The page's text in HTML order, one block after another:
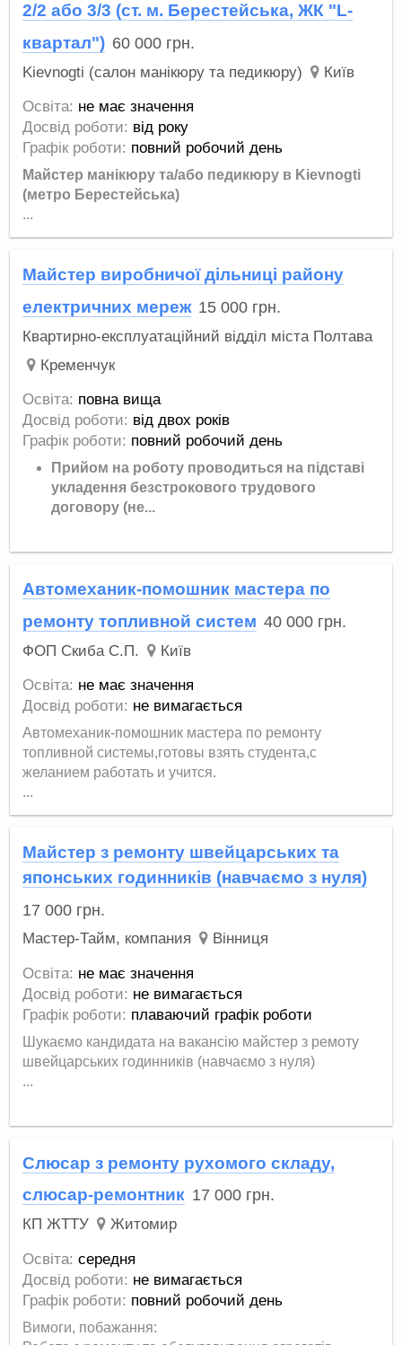
2/2 або 3/3 (ст. м. Берестейська, ЖК "L-
квартал") 60 000 грн.
Kievnogti (салон манікюру та педикюру) Київ
Освіта: не має значення
Досвід роботи: від року
Графік роботи: повний робочий день
Майстер манікюру та/або педикюру в Kievnogti
(метро Берестейська)
...
Майстер виробничої дільниці району
електричних мереж 15 000 грн.
Квартирно-експлуатаційний відділ міста Полтава
Кременчук
Освіта: повна вища
Досвід роботи: від двох років
Графік роботи: повний робочий день
Прийом на роботу проводиться на підставі
укладення безстрокового трудового
договору (не...
Автомеханик-помошник мастера по
ремонту топливной систем 40 000 грн.
ФОП Скиба С.П. Київ
Освіта: не має значення
Досвід роботи: не вимагається
Автомеханик-помошник мастера по ремонту
топливной системы,готовы взять студента,с
желанием работать и учится.
...
Майстер з ремонту швейцарських та
японських годинників (навчаємо з нуля)
17 000 грн.
Мастер-Тайм, компания Вінниця
Освіта: не має значення
Досвід роботи: не вимагається
Графік роботи: плаваючий графік роботи
Шукаємо кандидата на вакансію майстер з ремоту
швейцарських годинників (навчаємо з нуля)
...
Слюсар з ремонту рухомого складу,
слюсар-ремонтник 17 000 грн.
КП ЖТТУ Житомир
Освіта: середня
Досвід роботи: не вимагається
Графік роботи: повний робочий день
Вимоги, побажання: